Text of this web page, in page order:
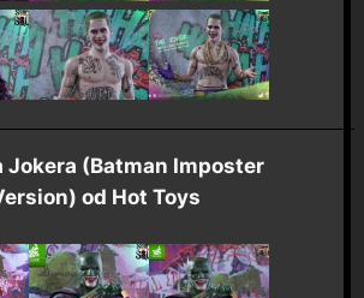
Jokera (Batman Imposter
od Hot Toys